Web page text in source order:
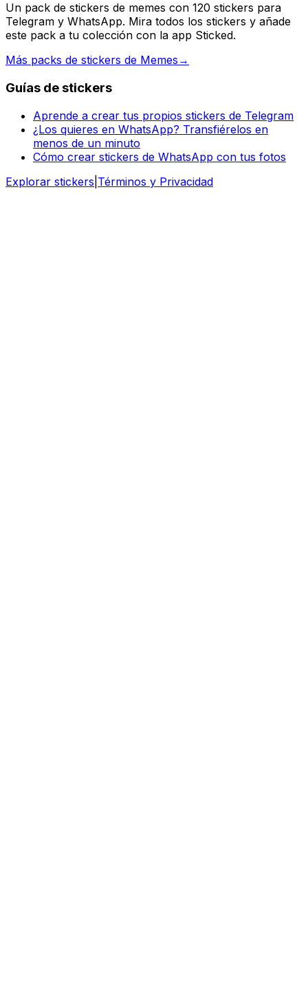
Un pack de stickers de memes con 120 stickers para
Telegram y WhatsApp. Mira todos los stickers y añade
este pack a tu colección con la app Sticked.
Más packs de stickers de Memes →
Guías de stickers
Aprende a crear tus propios stickers de Telegram
¿Los quieres en WhatsApp? Transfiérelos en
menos de un minuto
Cómo crear stickers de WhatsApp con tus fotos
Explorar stickers Términos y Privacidad